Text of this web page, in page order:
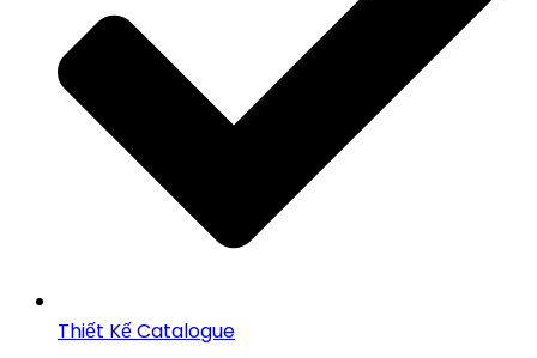
Thiết Kế Catalogue